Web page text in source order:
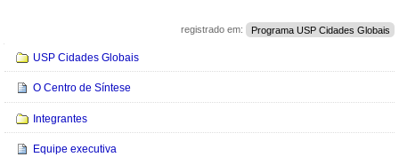
registrado em: Programa USP Cidades Globais
Navegação
USP Cidades Globais
O Centro de Síntese
Integrantes
Equipe executiva